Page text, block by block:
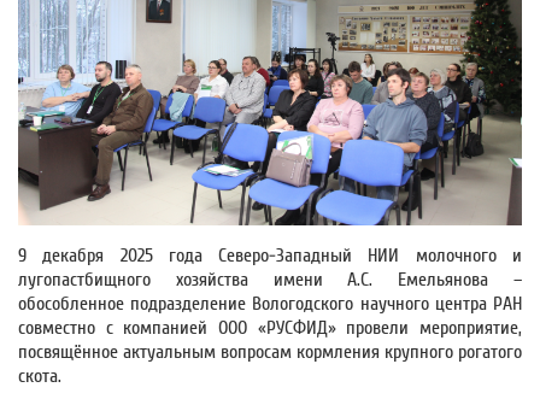
9 декабря 2025 года Северо-Западный НИИ молочного и
лугопастбищного хозяйства имени А.С. Емельянова –
обособленное подразделение Вологодского научного центра РАН
совместно с компанией ООО «РУСФИД» провели мероприятие,
посвящённое актуальным вопросам кормления крупного рогатого
скота.